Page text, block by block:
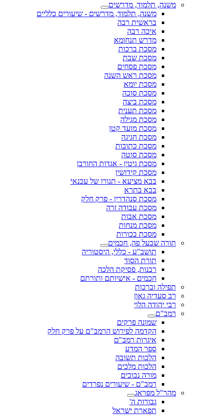
משנה, תלמוד, מדרשים
משנה, תלמוד, מדרשים - שיעורים כלליים
בראשית רבה
איכה רבה
מדרש תנחומא
מסכת ברכות
מסכת שבת
מסכת פסחים
מסכת ראש השנה
מסכת יומא
מסכת סוכה
מסכת ביצה
מסכת תענית
מסכת מגילה
מסכת מועד קטן
מסכת חגיגה
מסכת כתובות
מסכת סוטה
מסכת גיטין - אגדות החורבן
מסכת קידושין
בבא מציעא - תנורו של עכנאי
בבא בתרא
מסכת סנהדרין - פרק חלק
מסכת עבודה זרה
מסכת אבות
מסכת מנחות
מסכת בכורות
תורה שבעל פה, חכמים
תושב"ע - כללי, היסטוריה
תורת הסוד
רבנות, פסיקת הלכה
חכמים - אישיותם ותורתם
תפילה וברכות
רב סעדיה גאון
רבי יהודה הלוי
רמב"ם
שמונה פרקים
הקדמה לפירוש הרמב"ם על פרק חלק
איגרות רמב"ם
ספר המדע
הלכות תשובה
הלכות מלכים
מורה נבוכים
רמב"ם - שיעורים נפרדים
מהר"ל מפראג
גבורות ה'
תפארת ישראל